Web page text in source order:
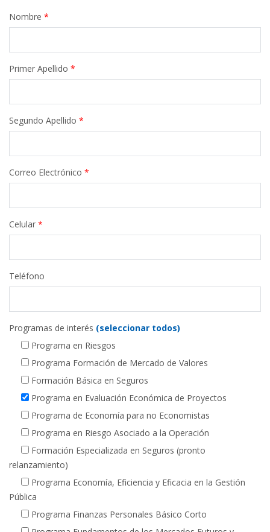
Nombre *
Primer Apellido *
Segundo Apellido *
Correo Electrónico *
Celular *
Teléfono
Programas de interés (seleccionar todos)
Programa en Riesgos
Programa Formación de Mercado de Valores
Formación Básica en Seguros
Programa en Evaluación Económica de Proyectos
Programa de Economía para no Economistas
Programa en Riesgo Asociado a la Operación
Formación Especializada en Seguros (pronto
relanzamiento)
Programa Economía, Eficiencia y Eficacia en la Gestión
Pública
Programa Finanzas Personales Básico Corto